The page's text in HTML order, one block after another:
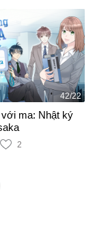
42/22
với ma: Nhật ký
2